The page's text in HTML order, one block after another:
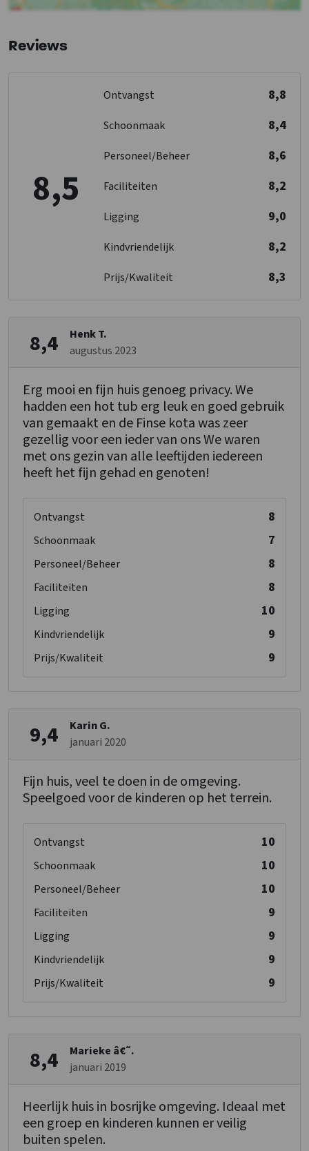
: < 0,5 km
Winkels: < 5 km
: < 5 km
: < 0,5 km
Drempelloos
: Gas
Vaatwasser
Magnetron
Slaapkamer
Bedden: 8
Slaapkamers: 4
Overige
Nu slechts 25% aanbetaling
Kinderstoel: 1
Kinderbox
Reviews
8,5
Ontvangst 8,8
Schoonmaak 8,4
Personeel/Beheer 8,6
Faciliteiten 8,2
Ligging 9,0
Kindvriendelijk 8,2
Prijs/Kwaliteit 8,3
8,4
Henk T.
augustus 2023
Erg mooi en fijn huis genoeg privacy. We
hadden een hot tub erg leuk en goed gebruik
van gemaakt en de Finse kota was zeer
gezellig voor een ieder van ons We waren
met ons gezin van alle leeftijden iedereen
heeft het fijn gehad en genoten!
Ontvangst 8
Schoonmaak 7
Personeel/Beheer 8
Faciliteiten 8
Ligging 10
Kindvriendelijk 9
Prijs/Kwaliteit 9
9,4
Karin G.
januari 2020
Fijn huis, veel te doen in de omgeving.
Speelgoed voor de kinderen op het terrein.
Ontvangst 10
Schoonmaak 10
Personeel/Beheer 10
Faciliteiten 9
Ligging 9
Kindvriendelijk 9
Prijs/Kwaliteit 9
8,4
Marieke â€˜.
januari 2019
Heerlijk huis in bosrijke omgeving. Ideaal met
een groep en kinderen kunnen er veilig
buiten spelen.